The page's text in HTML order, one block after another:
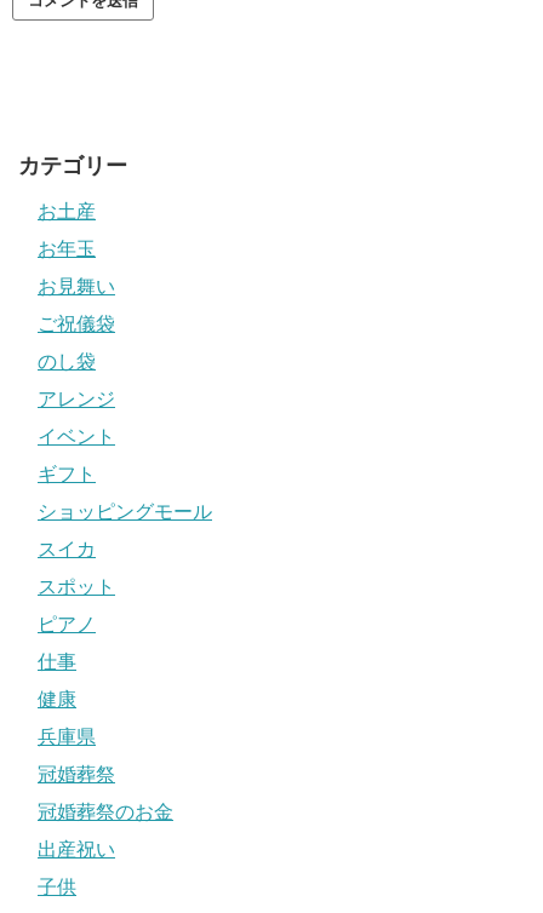
カテゴリー
お土産
お年玉
お見舞い
ご祝儀袋
のし袋
アレンジ
イベント
ギフト
ショッピングモール
スイカ
スポット
ピアノ
仕事
健康
兵庫県
冠婚葬祭
冠婚葬祭のお金
出産祝い
子供